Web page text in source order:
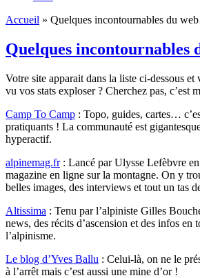
Accueil » Quelques incontournables du
Quelques incontournables
Votre site apparait dans la liste ci-dessous et
vu vos stats exploser ? Cherchez pas, c’est
Camp To Camp : Topo, guides, cartes…
pratiquants ! La communauté est
hyperactif.
alpinemag.fr: Lancé par Ulysse Lefèbvre
magazine en ligne sur la montagne. On y
belles images, des interviews et tout un tas
Altissima : Tenu par l’alpiniste Gilles
news, des récits d’ascension et des infos en
l’alpinisme.
Le blog d’Yves Ballu : Celui-là, on ne le
à l’arrêt mais c’est aussi une mine d’or !